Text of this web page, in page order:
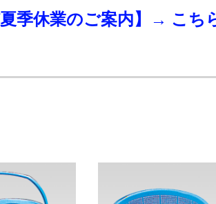
季休業のご案内】→ こち